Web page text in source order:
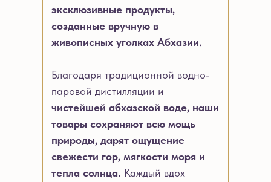
эксклюзивные продукты,
созданные вручную в
живописных уголках Абхазии.
Благодаря традиционной водно-
паровой дистилляции и
чистейшей абхазской воде, наши
товары сохраняют всю мощь
природы, дарят ощущение
свежести гор, мягкости моря и
тепла солнца. Каждый вдох